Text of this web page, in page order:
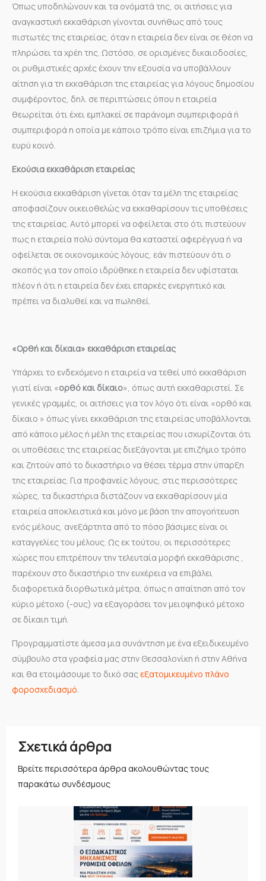
Όπως υποδηλώνουν και τα ονόματά της, οι αιτήσεις για
αναγκαστική εκκαθάριση γίνονται συνήθως από τους
πιστωτές της εταιρείας, όταν η εταιρεία δεν είναι σε θέση να
πληρώσει τα χρέη της. Ωστόσο, σε ορισμένες δικαιοδοσίες,
οι ρυθμιστικές αρχές έχουν την εξουσία να υποβάλλουν
αίτηση για τη εκκαθάριση της εταιρείας για λόγους δημοσίου
συμφέροντος, δηλ. σε περιπτώσεις όπου η εταιρεία
θεωρείται ότι έχει εμπλακεί σε παράνομη συμπεριφορά ή
συμπεριφορά η οποία με κάποιο τρόπο είναι επιζήμια για το
ευρύ κοινό.
Εκούσια εκκαθάριση εταιρείας
Η εκούσια εκκαθάριση γίνεται όταν τα μέλη της εταιρείας
αποφασίζουν οικειοθελώς να εκκαθαρίσουν τις υποθέσεις
της εταιρείας. Αυτό μπορεί να οφείλεται στο ότι πιστεύουν
πως η εταιρεία πολύ σύντομα θα καταστεί αφερέγγυα ή να
οφείλεται σε οικονομικούς λόγους, εάν πιστεύουν ότι ο
σκοπός για τον οποίο ιδρύθηκε η εταιρεία δεν υφίσταται
πλέον ή ότι η εταιρεία δεν έχει επαρκές ενεργητικό και
πρέπει να διαλυθεί και να πωληθεί.
«Ορθή και δίκαια» εκκαθάριση εταιρείας
Υπάρχει το ενδεχόμενο η εταιρεία να τεθεί υπό εκκαθάριση
γιατί είναι «ορθό και δίκαιο», όπως αυτή εκκαθαριστεί. Σε
γενικές γραμμές, οι αιτήσεις για τον λόγο ότι είναι «ορθό και
δίκαιο » όπως γίνει εκκαθάριση της εταιρείας υποβάλλονται
από κάποιο μέλος ή μέλη της εταιρείας που ισχυρίζονται ότι
οι υποθέσεις της εταιρείας διεξάγονται με επιζήμιο τρόπο
και ζητούν από το δικαστήριο να θέσει τέρμα στην ύπαρξη
της εταιρείας. Για προφανείς λόγους, στις περισσότερες
χώρες, τα δικαστήρια διστάζουν να εκκαθαρίσουν μία
εταιρεία αποκλειστικά και μόνο με βάση την απογοήτευση
ενός μέλους, ανεξάρτητα από το πόσο βάσιμες είναι οι
καταγγελίες του μέλους. Ως εκ τούτου, οι περισσότερες
χώρες που επιτρέπουν την τελευταία μορφή εκκαθάρισης ,
παρέχουν στο δικαστήριο την ευχέρεια να επιβάλει
διαφορετικά διορθωτικά μέτρα, όπως η απαίτηση από τον
κύριο μέτοχο (-ους) να εξαγοράσει τον μειοψηφικό μέτοχο
σε δίκαιη τιμή.
Προγραμματίστε άμεσα μια συνάντηση με ένα εξειδικευμένο
σύμβουλο στα γραφεία μας στην Θεσσαλονίκη ή στην Αθήνα
και θα ετοιμάσουμε το δικό σαςεξατομικευμένο πλάνο
φοροσχεδιασμό.
Σχετικά άρθρα
Βρείτε περισσότερα άρθρα ακολουθώντας τους
παρακάτω συνδέσμους